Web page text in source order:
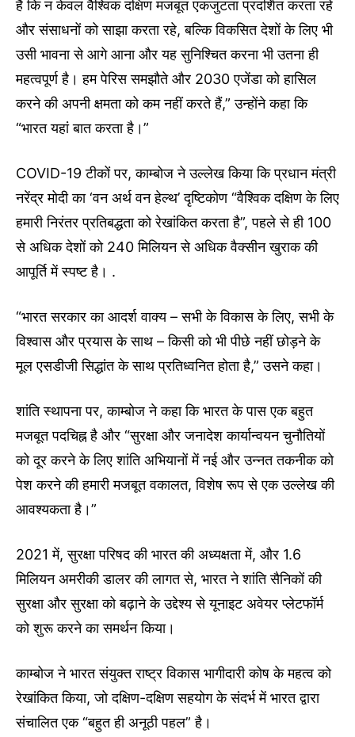
है कि न केवल वैश्विक दक्षिण मजबूत एकजुटता प्रदर्शित करता रहे
और संसाधनों को साझा करता रहे, बल्कि विकसित देशों के लिए भी
उसी भावना से आगे आना और यह सुनिश्चित करना भी उतना ही
महत्वपूर्ण है। हम पेरिस समझौते और 2030 एजेंडा को हासिल
करने की अपनी क्षमता को कम नहीं करते हैं,” उन्होंने कहा कि
“भारत यहां बात करता है।”
COVID-19 टीकों पर, काम्बोज ने उल्लेख किया कि प्रधान मंत्री
नरेंद्र मोदी का ‘वन अर्थ वन हेल्थ’ दृष्टिकोण “वैश्विक दक्षिण के लिए
हमारी निरंतर प्रतिबद्धता को रेखांकित करता है”, पहले से ही 100
से अधिक देशों को 240 मिलियन से अधिक वैक्सीन खुराक की
आपूर्ति में स्पष्ट है। .
“भारत सरकार का आदर्श वाक्य – सभी के विकास के लिए, सभी के
विश्वास और प्रयास के साथ – किसी को भी पीछे नहीं छोड़ने के
मूल एसडीजी सिद्धांत के साथ प्रतिध्वनित होता है,” उसने कहा।
शांति स्थापना पर, काम्बोज ने कहा कि भारत के पास एक बहुत
मजबूत पदचिह्न है और “सुरक्षा और जनादेश कार्यान्वयन चुनौतियों
को दूर करने के लिए शांति अभियानों में नई और उन्नत तकनीक को
पेश करने की हमारी मजबूत वकालत, विशेष रूप से एक उल्लेख की
आवश्यकता है।”
2021 में, सुरक्षा परिषद की भारत की अध्यक्षता में, और 1.6
मिलियन अमरीकी डालर की लागत से, भारत ने शांति सैनिकों की
सुरक्षा और सुरक्षा को बढ़ाने के उद्देश्य से यूनाइट अवेयर प्लेटफॉर्म
को शुरू करने का समर्थन किया।
काम्बोज ने भारत संयुक्त राष्ट्र विकास भागीदारी कोष के महत्व को
रेखांकित किया, जो दक्षिण-दक्षिण सहयोग के संदर्भ में भारत द्वारा
संचालित एक “बहुत ही अनूठी पहल” है।